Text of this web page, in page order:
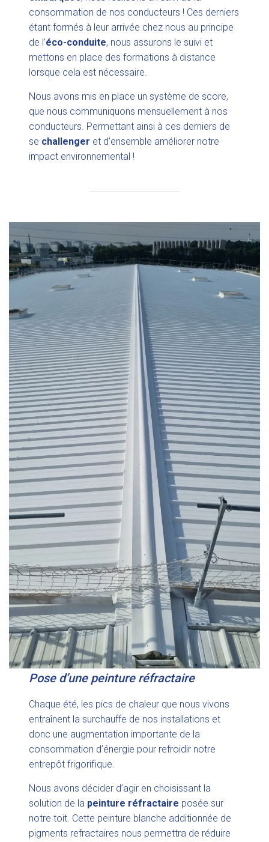
consommation de nos conducteurs ! Ces derniers
étant formés à leur arrivée chez nous au principe
de l’éco-conduite, nous assurons le suivi et
mettons en place des formations à distance
lorsque cela est nécessaire.
Nous avons mis en place un système de score,
que nous communiquons mensuellement à nos
conducteurs. Permettant ainsi à ces derniers de
se challenger et d’ensemble améliorer notre
impact environnemental !
Pose d’une peinture réfractaire
Chaque été, les pics de chaleur que nous vivons
entraînent la surchauffe de nos installations et
donc une augmentation importante de la
consommation d’énergie pour refroidir notre
entrepôt frigorifique.
Nous avons décider d’agir en choisissant la
solution de la peinture réfractaire posée sur
notre toit. Cette peinture blanche additionnée de
pigments refractaires nous permettra de réduire